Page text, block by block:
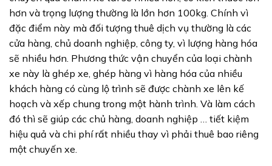
hơn và trọng lượng thường là lớn hơn 100kg. Chính vì
đặc điểm này mà đối tượng thuê dịch vụ thường là các
cửa hàng, chủ doanh nghiệp, công ty, vì lượng hàng hóa
sẽ nhiều hơn. Phương thức vận chuyển của loại chành
xe này là ghép xe, ghép hàng vì hàng hóa của nhiều
khách hàng có cùng lộ trình sẽ được chành xe lên kế
hoạch và xếp chung trong một hành trình. Và làm cách
đó thì sẽ giúp các chủ hàng, doanh nghiệp … tiết kiệm
hiệu quả và chi phí rất nhiều thay vì phải thuê bao riêng
một chuyến xe.